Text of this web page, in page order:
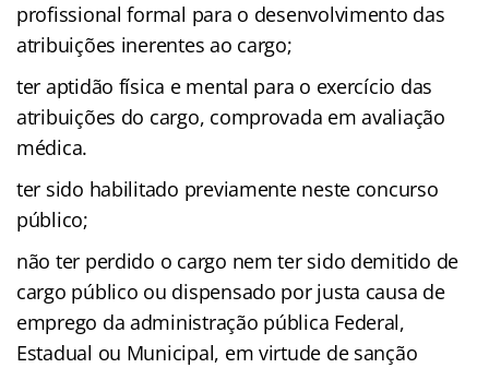
profissional formal para o desenvolvimento das
atribuições inerentes ao cargo;
ter aptidão física e mental para o exercício das
atribuições do cargo, comprovada em avaliação
médica.
ter sido habilitado previamente neste concurso
público;
não ter perdido o cargo nem ter sido demitido de
cargo público ou dispensado por justa causa de
emprego da administração pública Federal,
Estadual ou Municipal, em virtude de sanção